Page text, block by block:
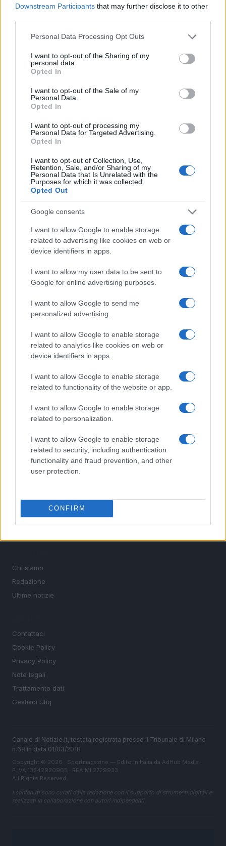
Downstream Participants that may further disclose it to other
Please note that this website/app uses one or more Google
not limited to your visit or usage behaviour. You may click to
grant or deny consent to Google and its third-party tags to
use your data for below specified purposes in below Google
consent section.
Personal Data Processing Opt Outs
I want to opt-out of the Sharing of my
personal data.
Opted In
I want to opt-out of the Sale of my
Personal Data.
Opted In
I want to opt-out of processing my
Personal Data for Targeted Advertising.
Opted In
I want to opt-out of Collection, Use,
Retention, Sale, and/or Sharing of my
Personal Data that Is Unrelated with the
Purposes for which it was collected.
Opted Out
Google consents
I want to allow Google to enable storage
related to advertising like cookies on web or
device identifiers in apps.
I want to allow my user data to be sent to
Google for online advertising purposes.
I want to allow Google to send me
personalized advertising.
I want to allow Google to enable storage
related to analytics like cookies on web or
device identifiers in apps.
I want to allow Google to enable storage
related to functionality of the website or app.
I want to allow Google to enable storage
related to personalization.
I want to allow Google to enable storage
related to security, including authentication
functionality and fraud prevention, and other
user protection.
CONFIRM
Milwaukee Brewers: la prima squadra MLB a
raggiungere le 70 vittorie nella stagione 2026
PIÙ LETTI
A quanto ammonta il patrimonio di Andrea Pirlo?
3
Lazio e Milan: tutti gli ex calciatori che hanno
Union Berlino-Cagliari: dove vedere l’amichevole
estiva in diretta
Chi è Sara Gama: fidanzato, figli e vita privata
Sportmagazine: notizie, approfondimenti e classifiche su
MotoGP e Olimpiadi. Le ultime news dalle competizioni
nazionali e internazionali, gli highlight delle partite, le
le discipline che fanno emozionare gli appassionati di
SEZIONI
Calcio
Tennis
Motori
Ciclismo
Chi siamo
Redazione
Ultime notizie
Contattaci
Cookie Policy
Privacy Policy
Note legali
Trattamento dati
Gestisci Utiq
Canale di Notizie.it, testata registrata presso il Tribunale di Milano
n.68 in data 01/03/2018
Copyright © 2026 · Sportmagazine — Edito in Italia da AdHub Media
P.IVA 13542920965 · REA MI 2729933
All Rights Reserved
I contenuti sono curati dalla redazione con il supporto di strumenti digitali e
realizzati in collaborazione con autori indipendenti.